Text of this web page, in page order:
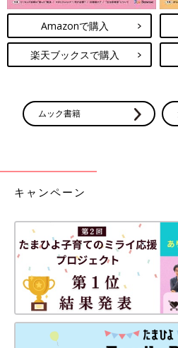
Amazonで購入
楽天ブックスで購入
ムック書籍
キャンペーン